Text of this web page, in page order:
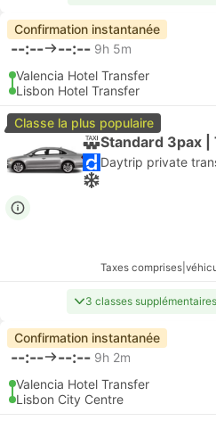
Confirmation instantanée
--:-- --:-- 9h 5m
Valencia Hotel Transfer
Lisbon Hotel Transfer
Classe la plus populaire
Standard 3pax |
Taxes comprises
3 classes
Confirmation instantanée
--:-- --:-- 9h 2m
Valencia Hotel Transfer
Lisbon City Centre